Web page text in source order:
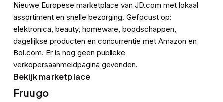
Nieuwe Europese marketplace van JD.com met lokaal
assortiment en snelle bezorging. Gefocust op:
elektronica, beauty, homeware, boodschappen,
dagelijkse producten en concurrentie met Amazon en
Bol.com. Er is nog geen publieke
verkopersaanmeldpagina gevonden.
Bekijk marketplace
Fruugo